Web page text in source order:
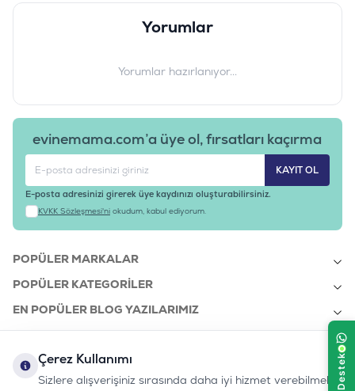
Yorumlar
Yorumlar hazırlanıyor...
evinemama.com’a üye ol, fırsatları kaçırma
KAYIT OL
E-posta adresinizi girerek üye kaydınızı oluşturabilirsiniz.
KVKK Sözleşmesi'ni okudum, kabul ediyorum.
POPÜLER MARKALAR
POPÜLER KATEGORILER
EN POPÜLER BLOG YAZILARIMIZ
KURUMSAL
Çerez Kullanımı
Sizlere alışverişiniz sırasında daha iyi hizmet verebilmek